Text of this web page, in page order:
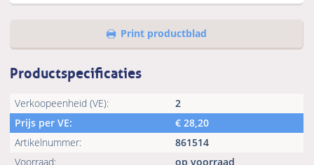
Print productblad
Productspecificaties
Verkoopeenheid (VE):
2
Prijs per VE:
€28,20
Artikelnummer:
861514
Voorraad:
op voorraad